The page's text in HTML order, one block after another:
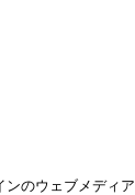
のウェブメディア